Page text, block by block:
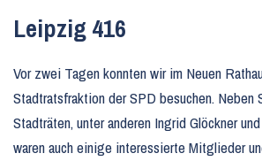
Leipzig 416
Vor zwei Tagen konnten wir im Neuen
Stadtratsfraktion der SPD besuchen. Neben
Stadträten, unter anderen Ingrid Glöckner
waren auch einige interessierte Mitglieder